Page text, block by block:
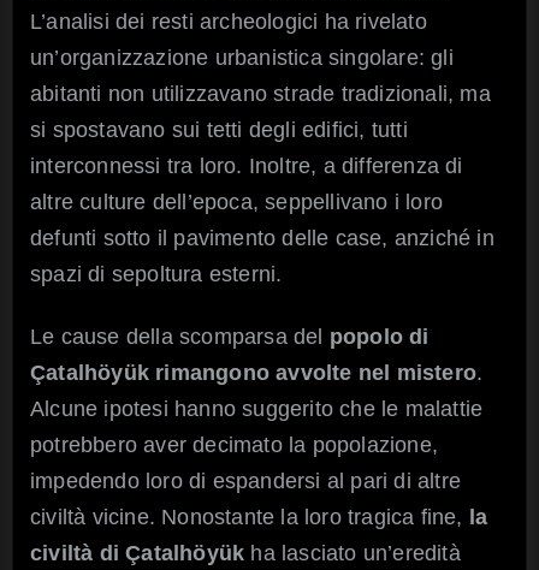
L’analisi dei resti archeologici ha rivelato
un’organizzazione urbanistica singolare: gli
abitanti non utilizzavano strade tradizionali, ma
si spostavano sui tetti degli edifici, tutti
interconnessi tra loro. Inoltre, a differenza di
altre culture dell’epoca, seppellivano i loro
defunti sotto il pavimento delle case, anziché in
spazi di sepoltura esterni.
Le cause della scomparsa del popolo di
Çatalhöyük rimangono avvolte nel mistero.
Alcune ipotesi hanno suggerito che le malattie
potrebbero aver decimato la popolazione,
impedendo loro di espandersi al pari di altre
civiltà vicine. Nonostante la loro tragica fine, la
civiltà di Çatalhöyük ha lasciato un’eredità